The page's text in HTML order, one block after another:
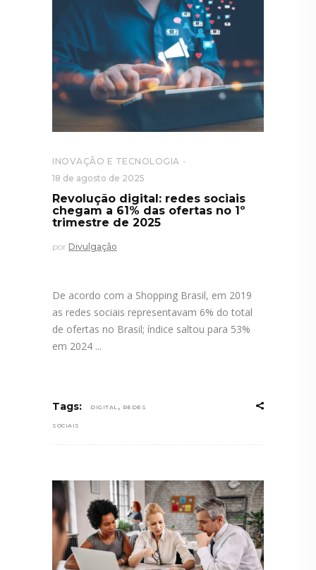
INOVAÇÃO E TECNOLOGIA
18 de agosto de 2025
Revolução digital: redes sociais
chegam a 61% das ofertas no 1º
trimestre de 2025
por Divulgação
De acordo com a Shopping Brasil, em 2019
as redes sociais representavam 6% do total
de ofertas no Brasil; índice saltou para 53%
em 2024
Tags: DIGITAL , REDES
SOCIAIS